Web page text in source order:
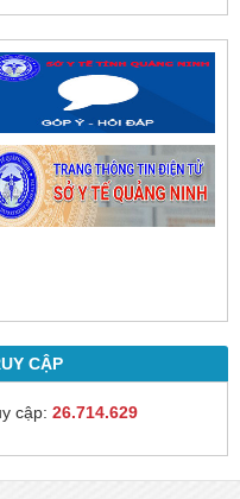
CẬP
cập: 26.714.629